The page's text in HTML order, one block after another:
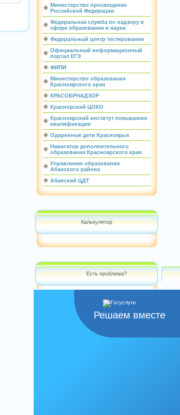
Министерство просвещение
Российской Федерации
Федеральная служба по надзору в
сфере образования и науки
Федеральный центр тестирования
Официальный информационный
портал ЕГЭ
ФИПИ
Министерство образования
Красноярского края
КРАСОБРНАДЗОР
Краснорский ЦОКО
Красноярский институт повышения
квалификации
Одаренные дети Красноярья
Навигатор дополнительного
образования Красноярского края
Управление образования
Абанского района
Абанский ЦДТ
Калькулятор
Есть проблема?
Решаем вместе